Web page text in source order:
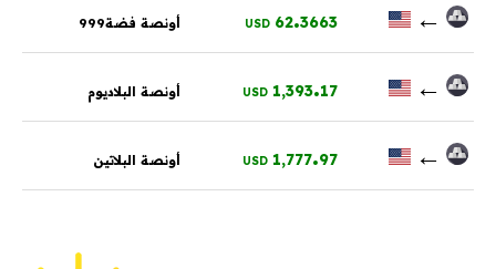
←
62.3663
USD أونصة فضة999
←
1,393.17
USD أونصة البلاديوم
←
1,777.97
USD أونصة البلاتين